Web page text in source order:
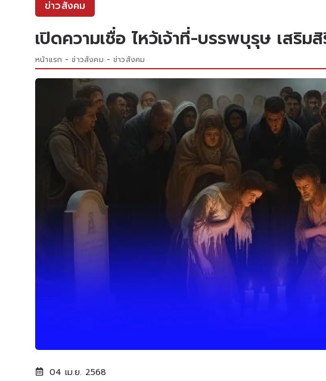
ข่าวสังคม
เปิดความเชื่อ ไหว้เจ้าที่-บรรพบุรุษ เสริม
หน้าแรก ข่าวสังคม ข่าวสังคม
04 เม.ย. 2568